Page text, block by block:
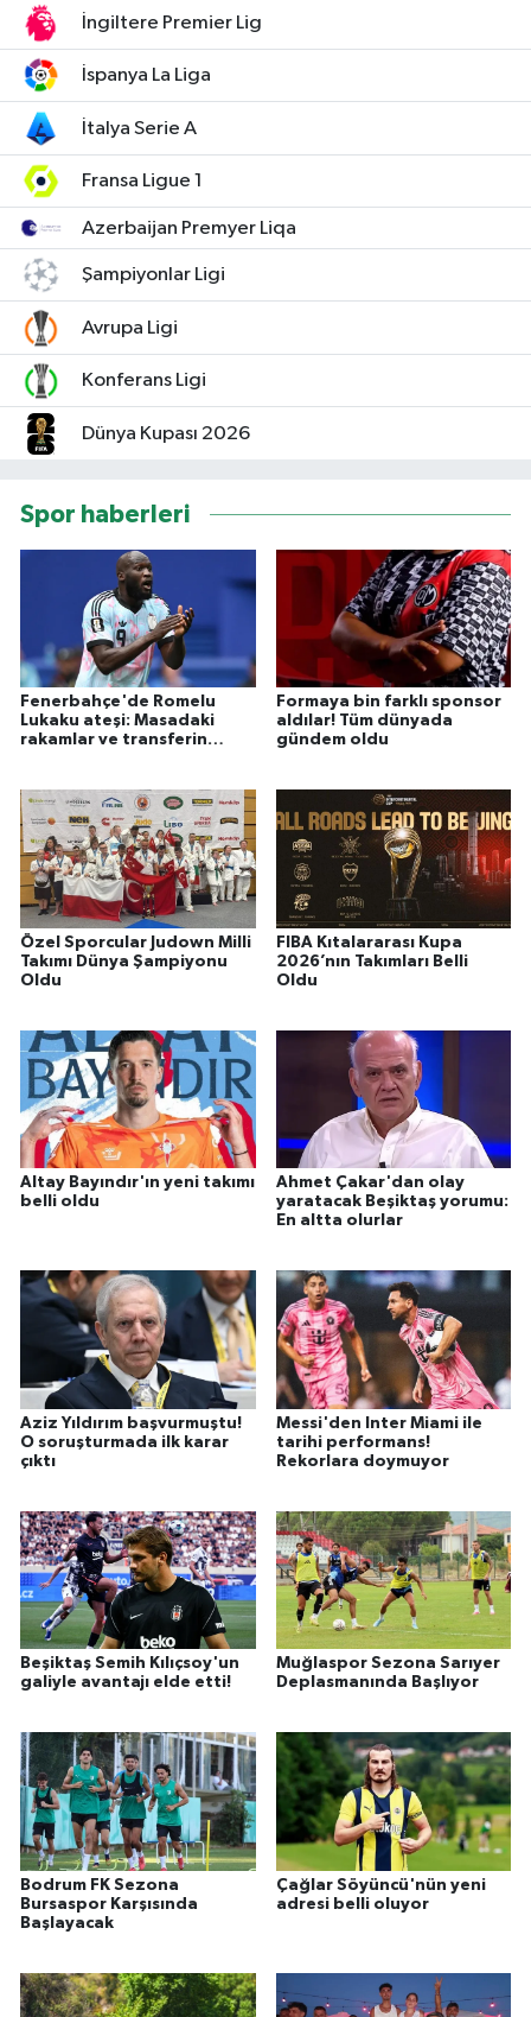
İngiltere Premier Lig
İspanya La Liga
İtalya Serie A
Fransa Ligue 1
Azerbaijan Premyer Liqa
Şampiyonlar Ligi
Avrupa Ligi
Konferans Ligi
Dünya Kupası 2026
Spor haberleri
Fenerbahçe'de Romelu
Lukaku ateşi: Masadaki
rakamlar ve transferin
Formaya bin farklı sponsor
aldılar! Tüm dünyada
gündem oldu
Özel Sporcular Judown Milli
Takımı Dünya Şampiyonu
Oldu
FIBA Kıtalararası Kupa
2026’nın Takımları Belli
Oldu
Altay Bayındır'ın yeni takımı
belli oldu
Ahmet Çakar'dan olay
yaratacak Beşiktaş yorumu:
En altta olurlar
Aziz Yıldırım başvurmuştu!
O soruşturmada ilk karar
çıktı
Messi'den Inter Miami ile
tarihi performans!
Rekorlara doymuyor
Beşiktaş Semih Kılıçsoy'un
galiyle avantajı elde etti!
Muğlaspor Sezona Sarıyer
Deplasmanında Başlıyor
Bodrum FK Sezona
Bursaspor Karşısında
Başlayacak
Çağlar Söyüncü'nün yeni
adresi belli oluyor